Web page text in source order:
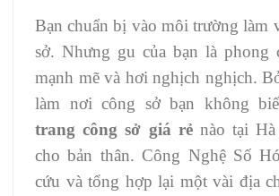
Bạn chuẩn bị vào môi trường làm
sở. Nhưng gu của bạn là phong
mạnh mẽ và hơi nghịch nghịch.
làm nơi công sở bạn không
trang công sở giá rẻnào tại Hà
cho bản thân. Công Nghệ Số
cứu và tổng hợp lại một vài địa